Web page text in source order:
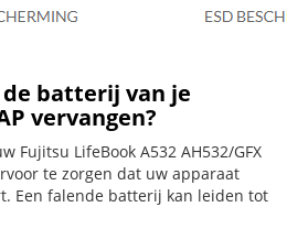
batterij van je
vervangen?
Fujitsu LifeBook A532 AH532/GFX
te zorgen dat uw apparaat
Een falende batterij kan leiden tot